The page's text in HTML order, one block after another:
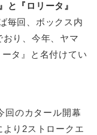
と『ロリータ』
毎回、ボックス内
り、今年、ヤマ
タ』と名付けてい
回のカタール開幕
り2ストロークエ